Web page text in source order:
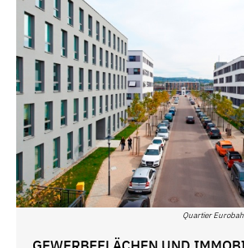
Quartier